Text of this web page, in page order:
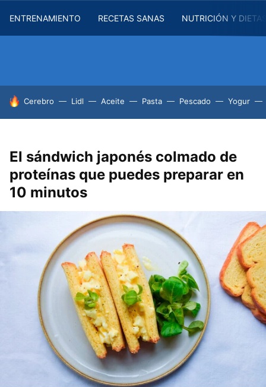
ENTRENAMIENTO RECETAS SANAS NUTRICIÓN Y
HOY SE HABLA DE
Cerebro Lidl Aceite Pasta Pescado Yogur
El sándwich japonés colmado de
proteínas que puedes preparar en
10 minutos